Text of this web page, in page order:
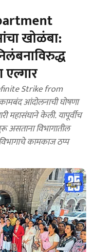
खोळंबा:
Strike from
आंदोलनाची घोषणा
महासंघाने केली. यापूर्वीच
असताना विभागातील
कामकाज ठप्प